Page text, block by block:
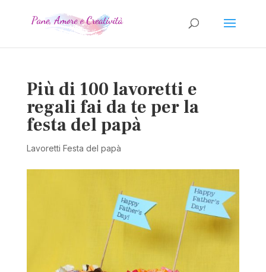
Più di 100 lavoretti e
regali fai da te per la
festa del papà
Lavoretti Festa del papà